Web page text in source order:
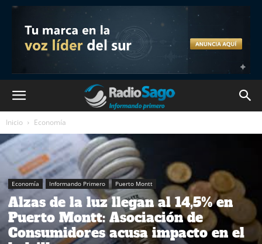
Inicio Economía
Economía Informando Primero Puerto Montt
Alzas de la luz llegan al 14,5% en
Puerto Montt: Asociación de
Consumidores acusa impacto en el